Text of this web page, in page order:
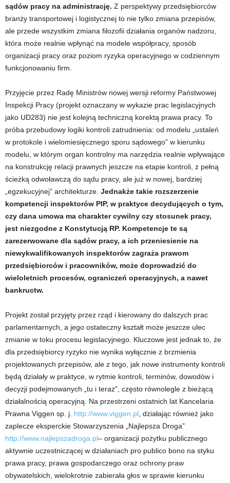
sądów pracy na administrację. Z perspektywy przedsiębiorców
branży transportowej i logistycznej to nie tylko zmiana przepisów,
ale przede wszystkim zmiana filozofii działania organów nadzoru,
która może realnie wpłynąć na modele współpracy, sposób
organizacji pracy oraz poziom ryzyka operacyjnego w codziennym
funkcjonowaniu firm.
Przyjęcie przez Radę Ministrów nowej wersji reformy Państwowej
Inspekcji Pracy (projekt oznaczany w wykazie prac legislacyjnych
jako UD283) nie jest kolejną techniczną korektą prawa pracy. To
próba przebudowy logiki kontroli zatrudnienia: od modelu „ustaleń
w protokole i wielomiesięcznego sporu sądowego” w kierunku
modelu, w którym organ kontrolny ma narzędzia realnie wpływające
na konstrukcję relacji prawnych jeszcze na etapie kontroli, z pełną
ścieżką odwoławczą do sądu pracy, ale już w nowej, bardziej
„egzekucyjnej” architekturze. Jednakże takie rozszerzenie
kompetencji inspektorów PIP, w praktyce decydujących o tym,
czy dana umowa ma charakter cywilny czy stosunek pracy,
jest niezgodne z Konstytucją RP. Kompetencje te są
zarezerwowane dla sądów pracy, a ich przeniesienie na
niewykwalifikowanych inspektorów zagraża prawom
przedsiębiorców i pracowników, może doprowadzić do
wieloletnich procesów, ograniczeń operacyjnych, a nawet
bankructw.
Projekt został przyjęty przez rząd i kierowany do dalszych prac
parlamentarnych, a jego ostateczny kształt może jeszcze ulec
zmianie w toku procesu legislacyjnego. Kluczowe jest jednak to, że
dla przedsiębiorcy ryzyko nie wynika wyłącznie z brzmienia
projektowanych przepisów, ale z tego, jak nowe instrumenty kontroli
będą działały w praktyce, w rytmie kontroli, terminów, dowodów i
decyzji podejmowanych „tu i teraz”, często równolegle z bieżącą
działalnością operacyjną. Na przestrzeni ostatnich lat Kancelaria
Prawna Viggen sp. j. http://www.viggen.pl , działając również jako
zaplecze eksperckie Stowarzyszenia „Najlepsza Droga”
http://www.najlepszadroga.pl– organizacji pożytku publicznego
aktywnie uczestniczącej w działaniach pro publico bono na styku
prawa pracy, prawa gospodarczego oraz ochrony praw
obywatelskich, wielokrotnie zabierała głos w sprawie kierunku